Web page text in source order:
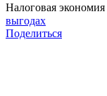
Налоговая экономия
выгодах
Поделиться